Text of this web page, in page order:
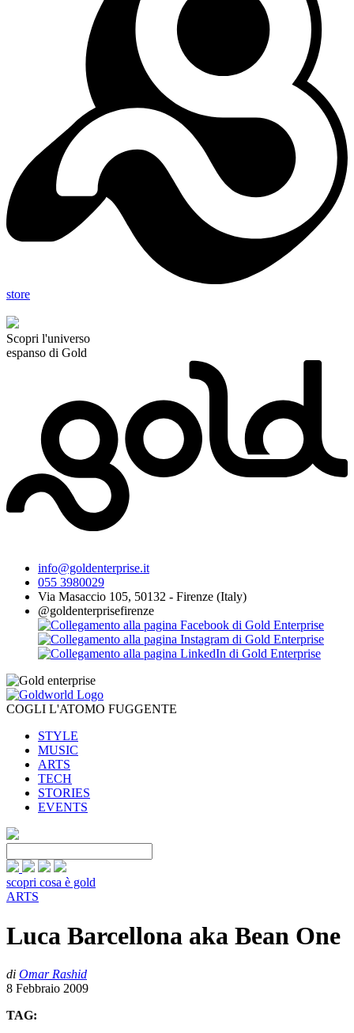
store
Scopri l'universo
espanso di Gold
info@goldenterprise.it
055 3980029
Via Masaccio 105, 50132 - Firenze (Italy)
@goldenterprisefirenze
COGLI L'ATOMO FUGGENTE
STYLE
MUSIC
ARTS
TECH
STORIES
EVENTS
scopri cosa è gold
ARTS
Luca Barcellona aka Bean One
di Omar Rashid
8 Febbraio 2009
TAG: